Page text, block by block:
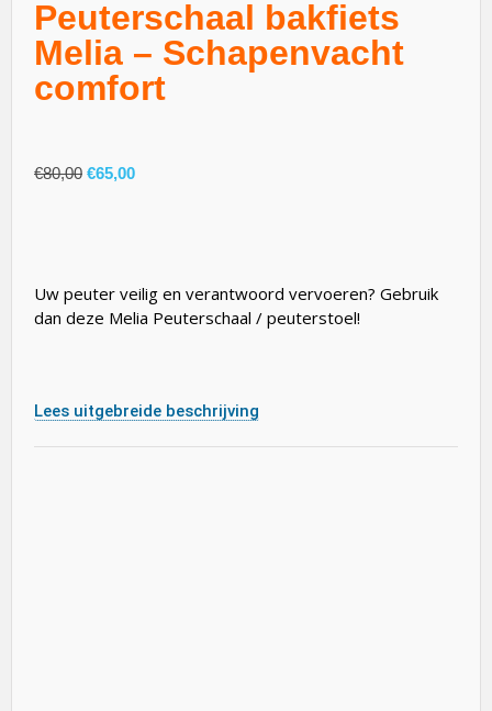
Peuterschaal bakfiets
Melia – Schapenvacht
comfort
€80,00 €65,00
Uw peuter veilig en verantwoord vervoeren? Gebruik
dan deze Melia Peuterschaal / peuterstoel!
Lees uitgebreide beschrijving